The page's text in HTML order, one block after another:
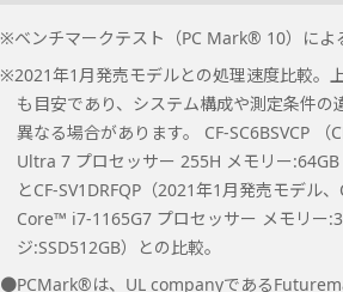
※ベンチマークテスト（PC Mark® 10）に
※2021年1月発売モデルとの処理速度比較。
も目安であり、システム構成や測定条件の
異なる場合があります。 CF-SC6BSVCP
Ultra 7 プロセッサー 255H メモリー:64GB
とCF-SV1DRFQP（2021年1月発売モデル
Core™ i7-1165G7 プロセッサー メモリー
ジ:SSD512GB）との比較。
●PCMark®は、UL companyである